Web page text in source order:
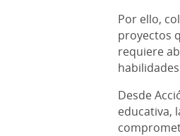
Por ello,
proyectos
requiere
Desde
educativa,